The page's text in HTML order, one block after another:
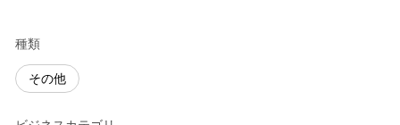
種類
その他